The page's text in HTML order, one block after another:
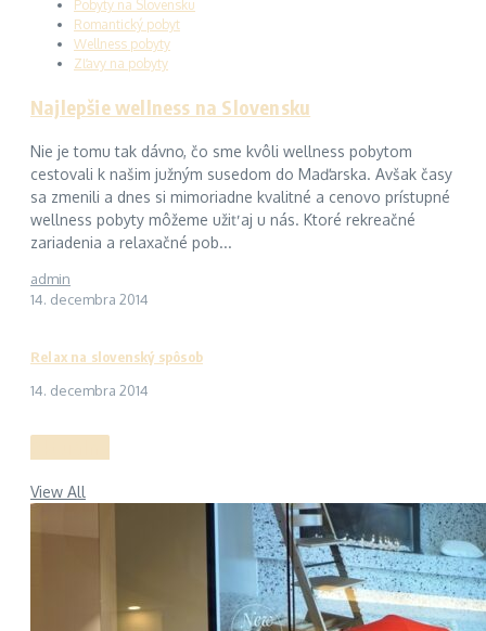
Pobyty na Slovensku
Romantický pobyt
Wellness pobyty
Zľavy na pobyty
Najlepšie wellness na Slovensku
Nie je tomu tak dávno, čo sme kvôli wellness pobytom
cestovali k našim južným susedom do Maďarska. Avšak časy
sa zmenili a dnes si mimoriadne kvalitné a cenovo prístupné
wellness pobyty môžeme užiť aj u nás. Ktoré rekreačné
zariadenia a relaxačné pob...
admin
14. decembra 2014
Relax na slovenský spôsob
14. decembra 2014
View All